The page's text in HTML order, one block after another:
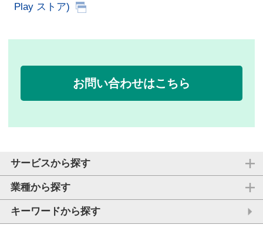
Play ストア)
お問い合わせはこちら
サービスから探す
業種から探す
キーワードから探す